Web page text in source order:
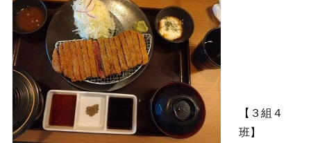
【３組４
班】